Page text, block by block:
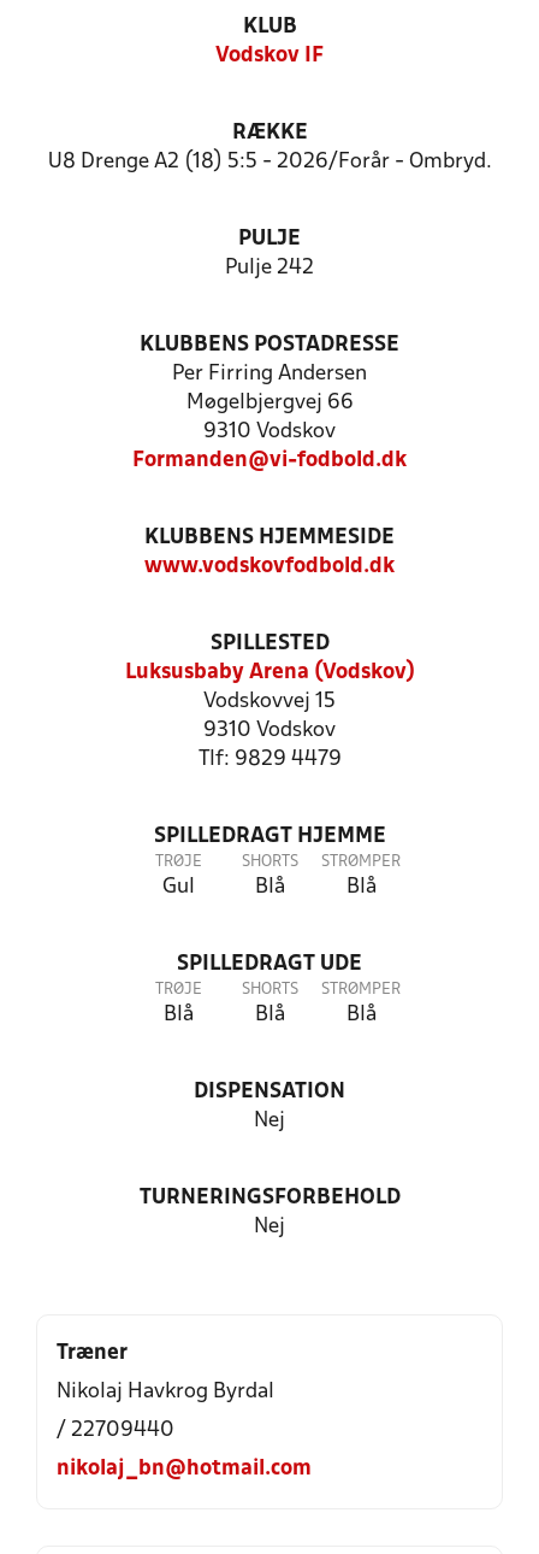
KLUB
Vodskov IF
RÆKKE
U8 Drenge A2 (18) 5:5 - 2026/Forår - Ombryd.
PULJE
Pulje 242
KLUBBENS POSTADRESSE
Per Firring Andersen
Møgelbjergvej 66
9310 Vodskov
Formanden@vi-fodbold.dk
KLUBBENS HJEMMESIDE
www.vodskovfodbold.dk
SPILLESTED
Luksusbaby Arena (Vodskov)
Vodskovvej 15
9310 Vodskov
Tlf: 9829 4479
SPILLEDRAGT HJEMME
TRØJE
Gul
SHORTS
Blå
STRØMPER
Blå
SPILLEDRAGT UDE
TRØJE
Blå
SHORTS
Blå
STRØMPER
Blå
DISPENSATION
Nej
TURNERINGSFORBEHOLD
Nej
Træner
Nikolaj Havkrog Byrdal
/ 22709440
nikolaj_bn@hotmail.com